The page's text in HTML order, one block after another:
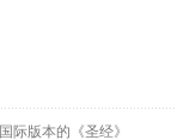
际版本的《圣经》